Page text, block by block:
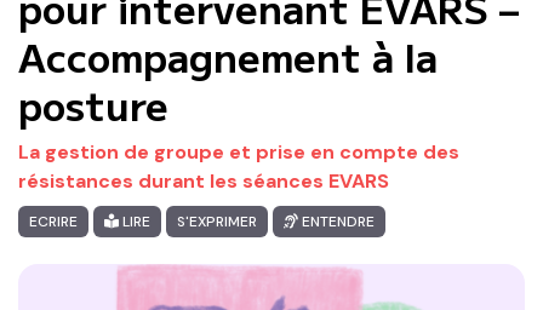
Accompagnement à la
posture
La gestion de groupe et prise en compte des
résistances durant les séances EVARS
ECRIRE LIRE S'EXPRIMER ENTENDRE